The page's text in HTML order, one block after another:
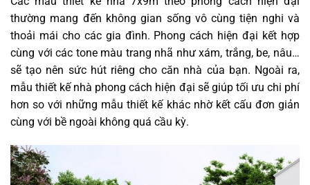
thường mang đến không gian sống vô cùng tiện nghi và
thoải mái cho các gia đình. Phong cách hiện đại kết hợp
cùng với các tone màu trang nhã như xám, trắng, be, nâu…
sẽ tạo nên sức hút riêng cho căn nhà của bạn. Ngoài ra,
mẫu thiết kế nhà phong cách hiện đại sẽ giúp tối ưu chi phí
hơn so với những mẫu thiết kế khác nhờ kết cấu đơn giản
cùng với bề ngoài không quá cầu kỳ.